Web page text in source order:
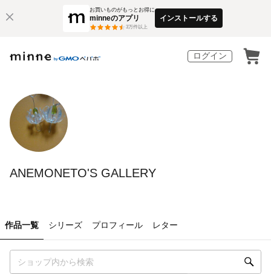
お買いものがもっとお得に
minneのアプリ
3万件以上
インストールする
ログイン
ANEMONETO'S GALLERY
作品一覧 シリーズ プロフィール レター